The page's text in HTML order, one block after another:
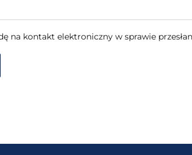
na kontakt elektroniczny w sprawie